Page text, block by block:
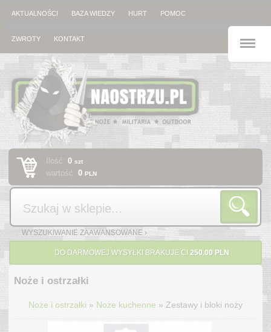
AKTUALNOŚCI BAZA WIEDZY HURT POMOC
ZWROTY KONTAKT
Ilość:0szt
wartość:0PLN
Szukaj
WYSZUKIWANIE ZAAWANSOWANE ›
DO DARMOWEJ WYSYŁKI BRAKUJE CI 250.00 PLN
Noże i ostrzałki
Noże i ostrzałki » Noże kuchenne » Zestawy i bloki noży